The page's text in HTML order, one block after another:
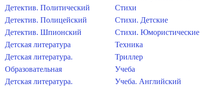
Детектив. Политический
Детектив. Полицейский
Детектив. Шпионский
Детская литература
Детская литература.
Образовательная
Детская литература.
Стихи
Стихи. Детские
Стихи. Юмористические
Техника
Триллер
Учеба
Учеба. Английский